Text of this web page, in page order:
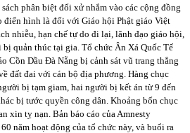
phân biệt đối xử nhắm vào các cộng đồng
điển hình là đối với Giáo hội Phật giáo Việt
nhiễu, hạn chế tự do đi lại, lãnh đạo giáo hội,
quản thúc tại gia. Tổ chức Ân Xá Quốc Tế
Cồn Dầu Đà Nẵng bị cảnh sát vũ trang thẳng
đất đai với cán bộ địa phương. Hàng chục
bị tạm giam, hai người bị kết án từ 9 đến
bị tước quyền công dân. Khoảng bốn chục
xin tỵ nạn. Bản báo cáo của Amnesty
năm hoạt động của tổ chức này, và buổi ra